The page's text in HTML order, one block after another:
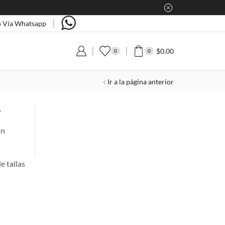
Vía Whatsapp
0 0 $0.00
Ir a la página anterior
tallas